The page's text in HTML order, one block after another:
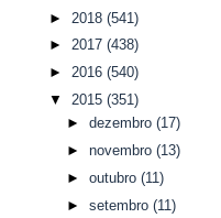
► 2018 (541)
► 2017 (438)
► 2016 (540)
▼ 2015 (351)
► dezembro (17)
► novembro (13)
► outubro (11)
► setembro (11)